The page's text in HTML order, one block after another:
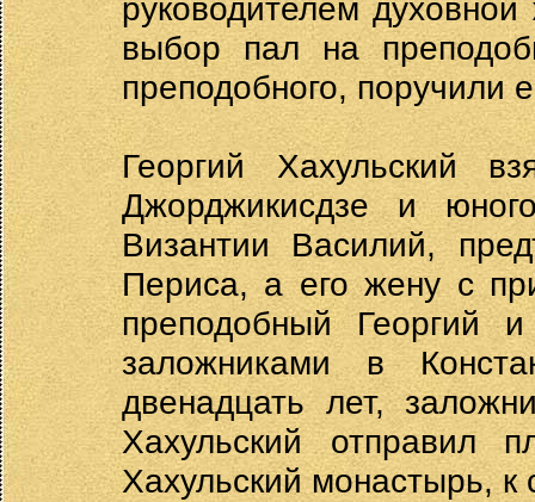
руководителем
выбор пал на
преподобного, поручили
Георгий Хахульский
Джорджикисдзе и
Византии Василий,
Периса, а его жену с
преподобный Георгий
заложниками в
двенадцать лет,
Хахульский отправил
Хахульский монастырь, к